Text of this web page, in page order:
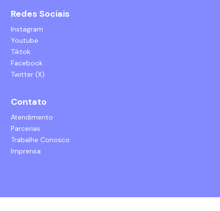
Redes Sociais
Instagram
Youtube
Tiktok
Facebook
Twitter (X)
Contato
Atendimento
Parcerias
Trabalhe Conosco
Imprensa